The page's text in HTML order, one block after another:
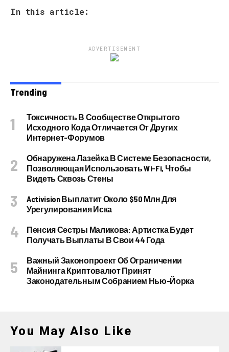
In this article:
ADVERTISEMENT
Trending
Токсичность В Сообществе Открытого
Исходного Кода Отличается От Других
Интернет-Форумов
Обнаружена Лазейка В Системе Безопасности,
Позволяющая Использовать Wi-Fi, Чтобы
Видеть Сквозь Стены
Activision Выплатит Около $50 Млн Для
Урегулирования Иска
Пенсия Сестры Маликова: Артистка Будет
Получать Выплаты В Свои 44 Года
Важный Законопроект Об Ограничении
Майнинга Криптовалют Принят
Законодательным Собранием Нью-Йорка
You May Also Like